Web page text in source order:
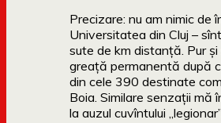
Precizare: nu am nimic de
Universitatea din Cluj –
sute de km distanță. Pur
greață permanentă după
din cele 390 destinate
Boia. Similare senzații mă
la auzul cuvîntului